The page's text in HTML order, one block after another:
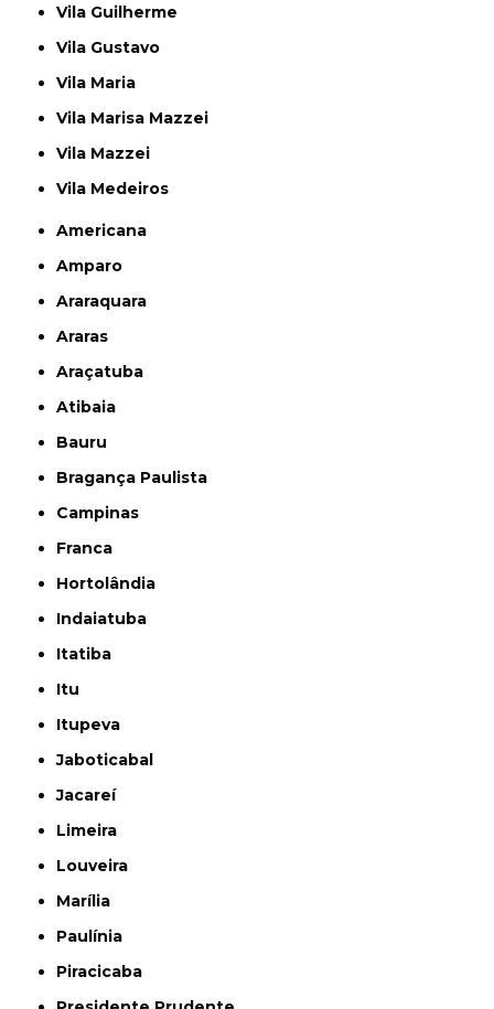
Vila Guilherme
Vila Gustavo
Vila Maria
Vila Marisa Mazzei
Vila Mazzei
Vila Medeiros
Americana
Amparo
Araraquara
Araras
Araçatuba
Atibaia
Bauru
Bragança Paulista
Campinas
Franca
Hortolândia
Indaiatuba
Itatiba
Itu
Itupeva
Jaboticabal
Jacareí
Limeira
Louveira
Marília
Paulínia
Piracicaba